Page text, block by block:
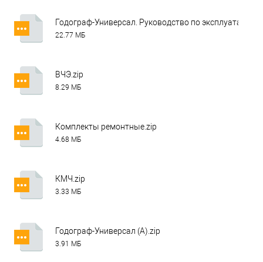
Годограф-Универсал. Руководство по
22.77 МБ
ВЧЭ.zip
8.29 МБ
Комплекты ремонтные.zip
4.68 МБ
КМЧ.zip
3.33 МБ
Годограф-Универсал (А).zip
3.91 МБ